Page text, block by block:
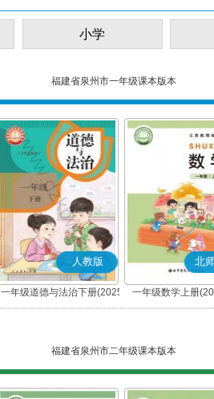
小学
福建省泉州市一年级课本版本
人教版
一年级道德与法治下册(2025
春版)(部编版)
北
一年级数学上册
福建省泉州市二年级课本版本